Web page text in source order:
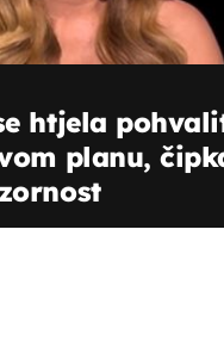
htjela
planu,